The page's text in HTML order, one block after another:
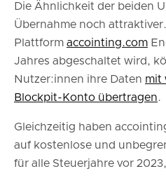
Die Ähnlichkeit der beiden
Übernahme noch
Plattform accointing.com
Jahres abgeschaltet wird,
Nutzer:innen ihre Daten mit
Blockpit-Konto übertragen.
Gleichzeitig haben
auf kostenlose und
für alle Steuerjahre vor